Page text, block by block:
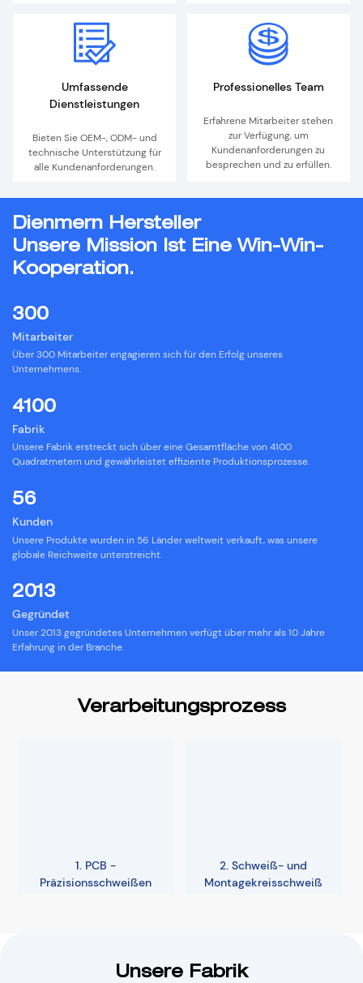
Umfassende
Dienstleistungen
Bieten Sie OEM-, ODM- und
technische Unterstützung für
alle Kundenanforderungen.
Professionelles Team
Erfahrene Mitarbeiter stehen
zur Verfügung, um
Kundenanforderungen zu
besprechen und zu erfüllen.
Dienmern Hersteller
Unsere Mission Ist Eine Win-Win-
Kooperation.
300
Mitarbeiter
︎Über 300 Mitarbeiter engagieren sich für den Erfolg unseres
Unternehmens.
4100
Fabrik
︎Unsere Fabrik erstreckt sich über eine Gesamtfläche von 4100
Quadratmetern und gewährleistet effiziente Produktionsprozesse.
56
Kunden
︎Unsere Produkte wurden in 56 Länder weltweit verkauft, was unsere
globale Reichweite unterstreicht.
2013
Gegründet
︎Unser 2013 gegründetes Unternehmen verfügt über mehr als 10 Jahre
Erfahrung in der Branche.
Verarbeitungsprozess
1. PCB -
Präzisionsschweißen
2. Schweiß- und
Montagekreisschweiß
Unsere Fabrik